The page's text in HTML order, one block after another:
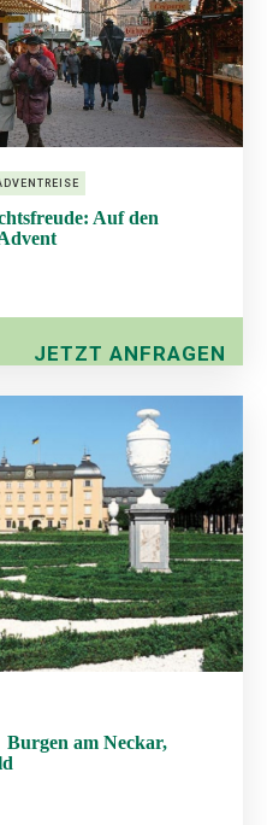
Auf den
JETZT ANFRAGEN
Burgen am Neckar,